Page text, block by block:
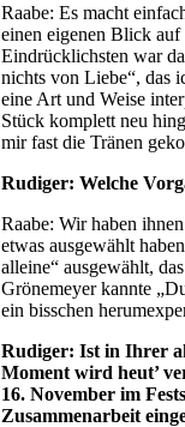
Raabe: Es macht
einen eigenen Blick
Eindrücklichsten war
nichts von Liebe“, das
eine Art und Weise
Stück komplett neu
mir fast die Tränen
Rudiger: Welche
Raabe: Wir haben
etwas ausgewählt
alleine“ ausgewählt,
Grönemeyer kannte
ein bisschen
Rudiger: Ist in Ihrer
Moment wird heut’
16. November im
Zusammenarbeit